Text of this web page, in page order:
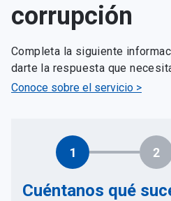
corrupción
Completa la siguiente
darte la respuesta que
Conoce sobre el servicio >
1 2
Cuéntanos qué